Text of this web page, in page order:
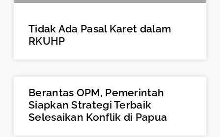
Tidak Ada Pasal Karet dalam
RKUHP
Berantas OPM, Pemerintah
Siapkan Strategi Terbaik
Selesaikan Konflik di Papua